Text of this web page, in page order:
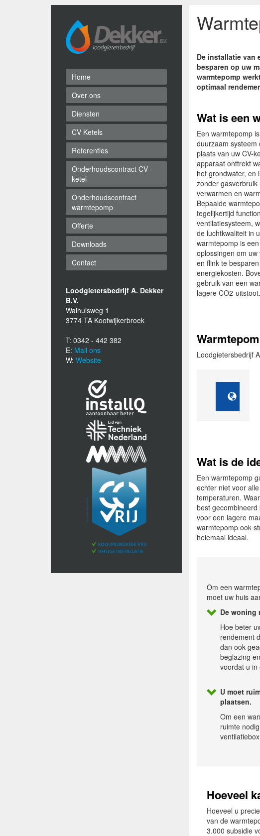
Home
Over ons
Diensten
CV Ketels
Referenties
Onderhoudscontract CV-
ketel
Onderhoudscontract
warmtepomp
Offerte
Downloads
Contact
Loodgietersbedrijf A. Dekker
B.V.
Walhuisweg 1
3774 TA Kootwijkerbroek
T: 0342 - 442 382
E: Mail ons
W: Website
De installatie van
besparen op uw
warmtepomp
optimaal
Wat is een
Een warmtepomp
duurzaam systeem
plaats van uw CV-
apparaat onttrekt
het grondwater, en
zonder gasverbruik
verwarmen en
Bepaalde
tegelijkertijd
ventilatiesysteem,
de luchtkwaliteit in
warmtepomp is
oplossingen om
en flink te
energiekosten.
gebruik van een
lagere CO2-uitstoot.
Loodgietersbedrijf
Wat is de
Een warmtepomp
echter niet voor
temperaturen.
best
voor een lagere
warmtepomp ook
helemaal ideaal.
Om een
moet uw huis
De woning
Hoe beter
rendement
dan ook
beglazing
voordat u in
U moet
plaatsen.
Om een
ruimte
Hoeveel
Hoeveel u
van de
3.000 subsidie